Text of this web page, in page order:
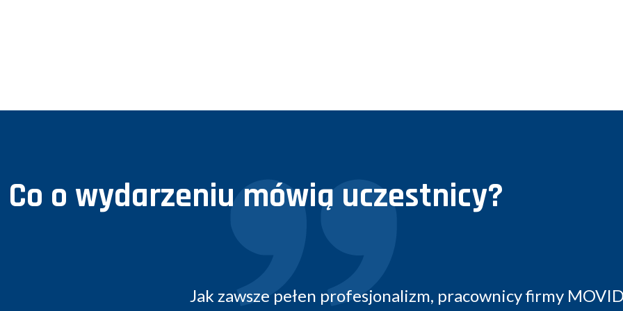
Co o wydarzeniu mówią uczestnicy?
Profesjonalne przygotowanie konferencji, bieżące